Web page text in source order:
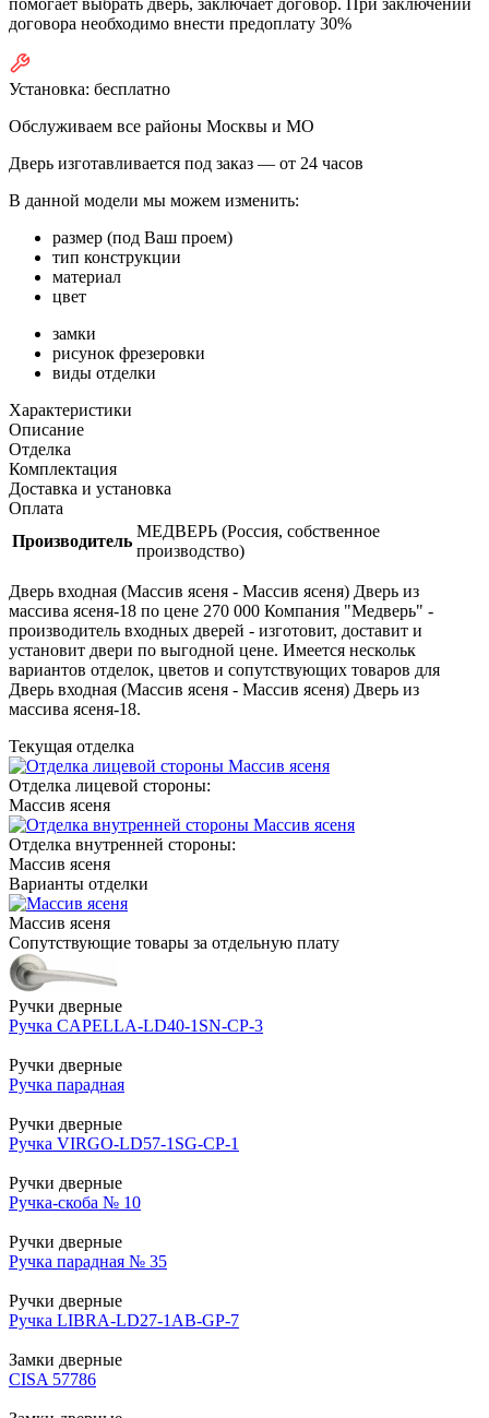
помогает выбрать дверь, заключает договор. При заключении
договора необходимо внести предоплату 30%
Установка: бесплатно
Обслуживаем все районы Москвы и МО
Дверь изготавливается под заказ — от 24 часов
В данной модели мы можем изменить:
размер (под Ваш проем)
тип конструкции
материал
цвет
замки
рисунок фрезеровки
виды отделки
Характеристики
Описание
Отделка
Комплектация
Доставка и установка
Оплата
Производитель
МЕДВЕРЬ (Россия, собственное
производство)
Дверь входная (Массив ясеня - Массив ясеня) Дверь из
массива ясеня-18 по цене 270 000 Компания "Медверь" -
производитель входных дверей - изготовит, доставит и
установит двери по выгодной цене. Имеется нескольк
вариантов отделок, цветов и сопутствующих товаров для
Дверь входная (Массив ясеня - Массив ясеня) Дверь из
массива ясеня-18.
Текущая отделка
Отделка лицевой стороны:
Массив ясеня
Отделка внутренней стороны:
Массив ясеня
Варианты отделки
Массив ясеня
Сопутствующие товары за отдельную плату
Ручки дверные
Ручка CAPELLA-LD40-1SN-CP-3
Ручки дверные
Ручка парадная
Ручки дверные
Ручка VIRGO-LD57-1SG-CP-1
Ручки дверные
Ручка-скоба № 10
Ручки дверные
Ручка парадная № 35
Ручки дверные
Ручка LIBRA-LD27-1AB-GP-7
Замки дверные
CISA 57786